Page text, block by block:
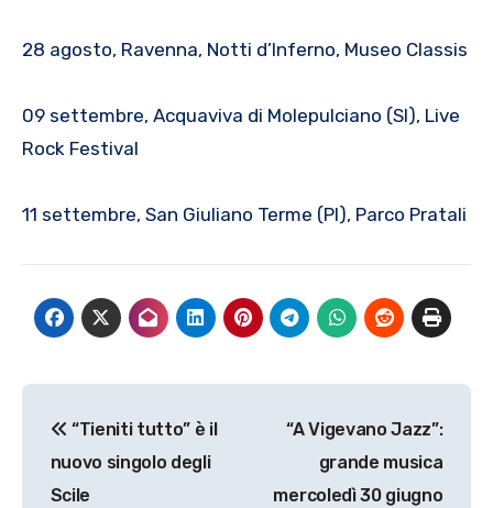
28 agosto, Ravenna, Notti d’Inferno, Museo Classis
09 settembre, Acquaviva di Molepulciano (SI), Live
Rock Festival
11 settembre, San Giuliano Terme (PI), Parco Pratali
articoli
“Tieniti tutto” è il
nuovo singolo degli
Scile
“A Vigevano Jazz”:
grande musica
mercoledì 30 giugno